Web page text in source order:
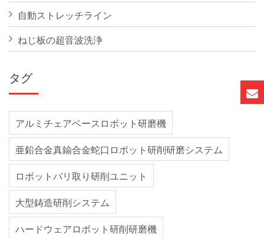
自動ストレッチライン
ねじ板の超音波洗浄
タグ
アルミチェアベースロボット研磨機
亜鉛合金真鍮合金蛇口ロボット研削研磨システム
ロボットバリ取り研削ユニット
大型鋳造研削システム
ハードウェアロボット研削研磨機